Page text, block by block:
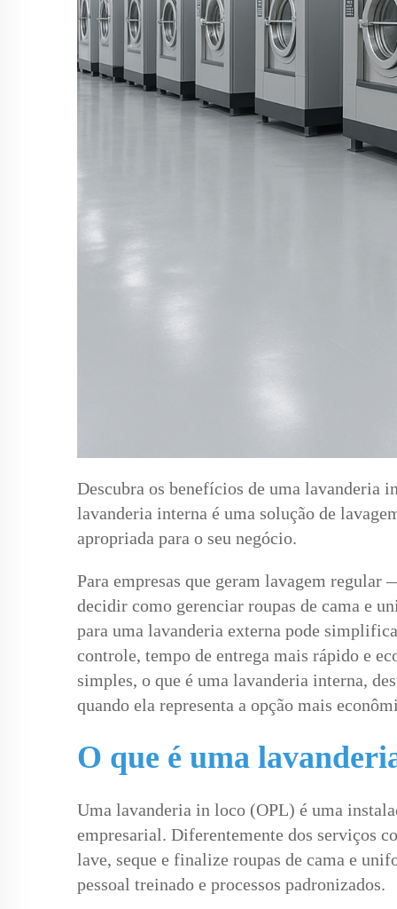
Descubra os benefícios de uma lavanderia
lavanderia interna é uma solução de
apropriada para o seu negócio.
Para empresas que geram lavagem
decidir como gerenciar roupas de cama e
para uma lavanderia externa pode
controle, tempo de entrega mais rápido e
simples, o que é uma lavanderia interna,
quando ela representa a opção mais
O que é uma
Uma lavanderia in loco (OPL) é uma
empresarial. Diferentemente dos serviços
lave, seque e finalize roupas de cama e
pessoal treinado e processos padronizados.